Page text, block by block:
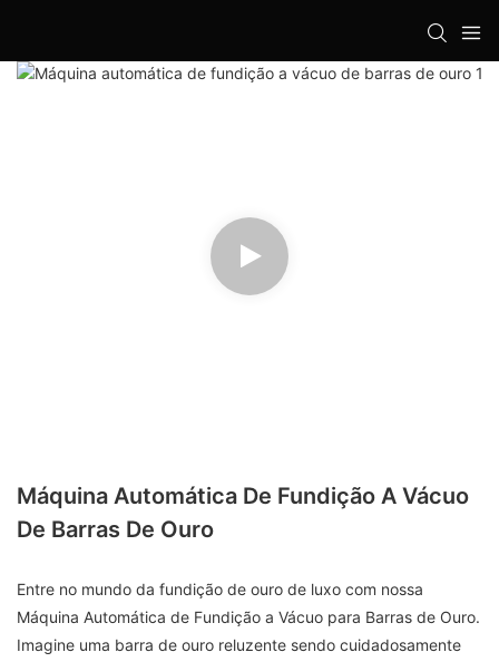
Máquina Automática De Fundição A Vácuo
De Barras De Ouro
Entre no mundo da fundição de ouro de luxo com nossa
Máquina Automática de Fundição a Vácuo para Barras de Ouro.
Imagine uma barra de ouro reluzente sendo cuidadosamente